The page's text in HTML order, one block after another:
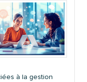
à la gestion